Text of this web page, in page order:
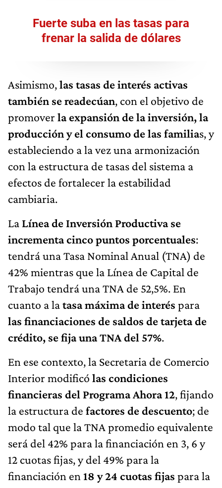
Fuerte suba en las tasas para
frenar la salida de dólares
Asimismo,las tasas de interés activas
también se readecúan, con el objetivo de
promover la expansión de la inversión, la
producción y el consumo de las familias, y
estableciendo a la vez una armonización
con la estructura de tasas del sistema a
efectos de fortalecer la estabilidad
cambiaria.
La Línea de Inversión Productiva se
incrementa cinco puntos porcentuales:
tendrá una Tasa Nominal Anual (TNA) de
42% mientras que la Línea de Capital de
Trabajo tendrá una TNA de 52,5%. En
cuanto a latasa máxima de interés para
las financiaciones de saldos de tarjeta de
crédito, se fija una TNA del 57%.
En ese contexto, la Secretaria de Comercio
Interior modificó las condiciones
financieras del Programa Ahora 12, fijando
la estructura de factores de descuento; de
modo tal que la TNA promedio equivalente
será del 42% para la financiación en 3, 6 y
12 cuotas fijas, y del 49% para la
financiación en 18 y 24 cuotas fijas para la